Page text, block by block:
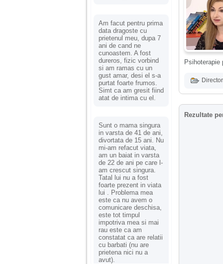
Am facut pentru prima
data dragoste cu
prietenul meu, dupa 7
ani de cand ne
cunoastem. A fost
dureros, fizic vorbind
si am ramas cu un
gust amar, desi el s-a
purtat foarte frumos.
Simt ca am gresit fiind
atat de intima cu el.
Sunt o mama singura
in varsta de 41 de ani,
divortata de 15 ani. Nu
mi-am refacut viata,
am un baiat in varsta
de 22 de ani pe care l-
am crescut singura.
Tatal lui nu a fost
foarte prezent in viata
lui . Problema mea
este ca nu avem o
comunicare deschisa,
este tot timpul
impotriva mea si mai
rau este ca am
constatat ca are relatii
cu barbati (nu are
prietena nici nu a
avut).
Rezultate